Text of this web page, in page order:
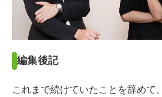
編集後記
これまで続けていたことを辞めて